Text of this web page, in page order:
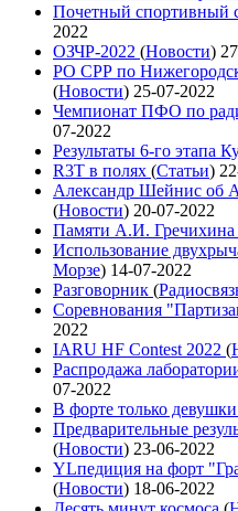
Почетный спортивный
2022
ОЗЧР-2022 (Новости)
РО СРР по
(Новости) 25-07-2022
Чемпионат ПФО по
07-2022
Результаты 6-го этапа
R3T в полях (Статьи)
Александр Шейнис об
(Новости) 20-07-2022
Памяти А.И.
Использование
Морзе) 14-07-2022
Разговорник (
Соревнования
2022
IARU HF Contest 2022 (
Распродажа
07-2022
В форте только девушки
Предварительные
(Новости) 23-06-2022
YLпедиция на форт
(Новости) 18-06-2022